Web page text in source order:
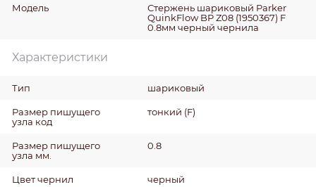
Модель
Стержень шариковый Parker
QuinkFlow BP Z08 (1950367) F
0.8мм черный чернила
Характеристики
Тип шариковый
Размер пишущего
узла код
тонкий (F)
Размер пишущего
узла мм.
0.8
Цвет чернил черный